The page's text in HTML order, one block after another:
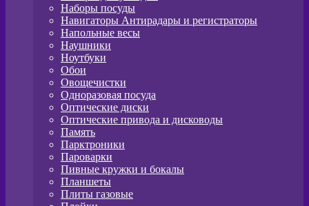
Наборы посуды
Навигаторы Антирадары и регистраторы
Напольные весы
Наушники
Ноутбуки
Обои
Овощечистки
Одноразовая посуда
Оптические диски
Оптические привода и дисководы
Память
Парктроники
Пароварки
Пивные кружки и бокалы
Планшеты
Плиты газовые